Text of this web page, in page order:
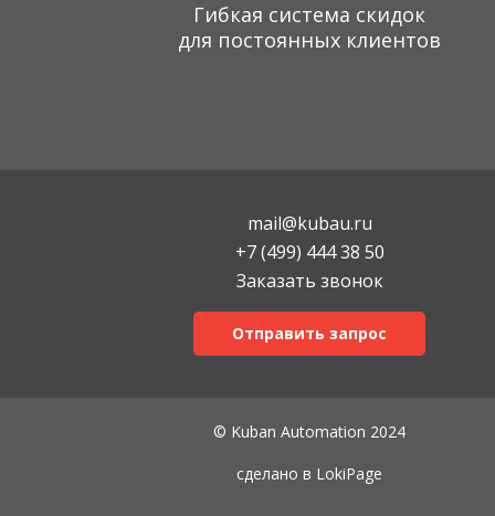
Гибкая система скидок
для постоянных клиентов
mail@kubau.ru
+7 (499) 444 38 50
Заказать звонок
Отправить запрос
© Kuban Automation 2024
сделано в LokiPage